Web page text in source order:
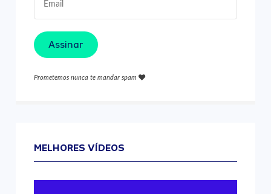
Assinar
Prometemos nunca te mandar spam
MELHORES VÍDEOS